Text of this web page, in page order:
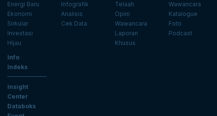
Energi Baru
Ekonomi
Sirkular
Investasi
Hijau
Infografik
Analisis
Cek Data
Telaah
Opini
Wawancara
Laporan
Khusus
Wawancara
Katalogue
Foto
Podcast
Info
Indeks
Insight
Center
Databoks